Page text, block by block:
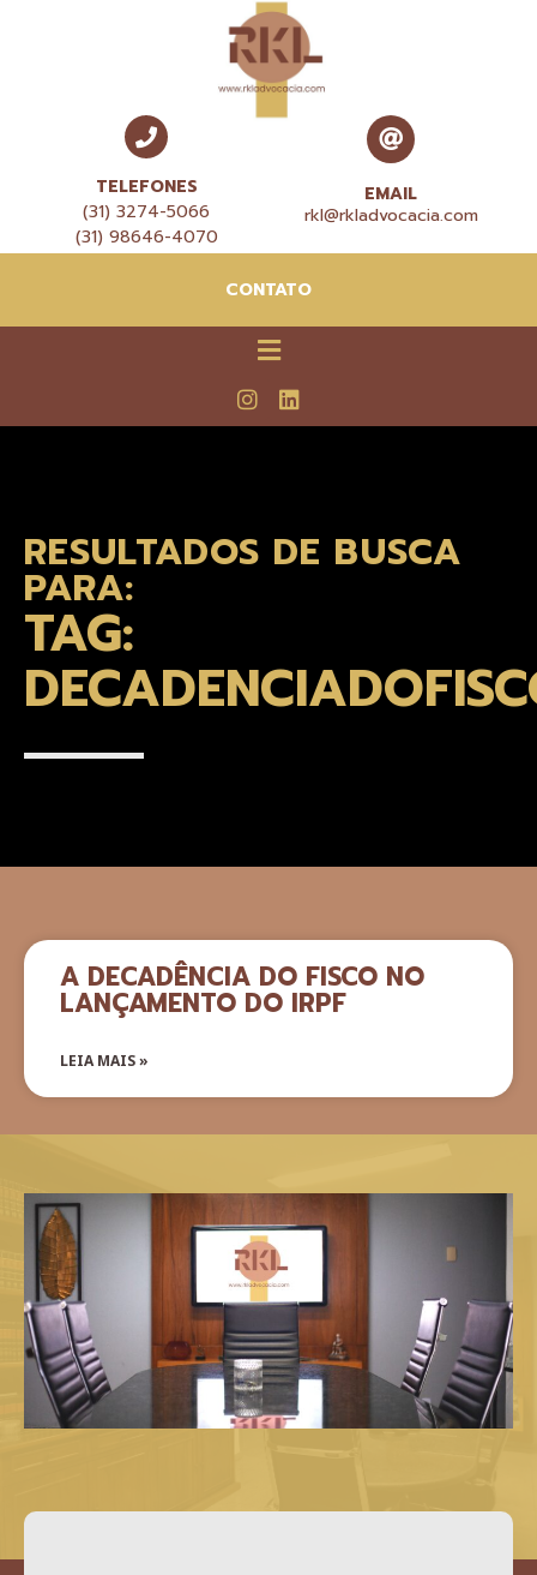
TELEFONES
(31) 3274-5066
(31) 98646-4070
EMAIL
rkl@rkladvocacia.com
CONTATO
RESULTADOS DE BUSCA
PARA:
TAG:
A DECADÊNCIA DO FISCO NO
LANÇAMENTO DO IRPF
LEIA MAIS »